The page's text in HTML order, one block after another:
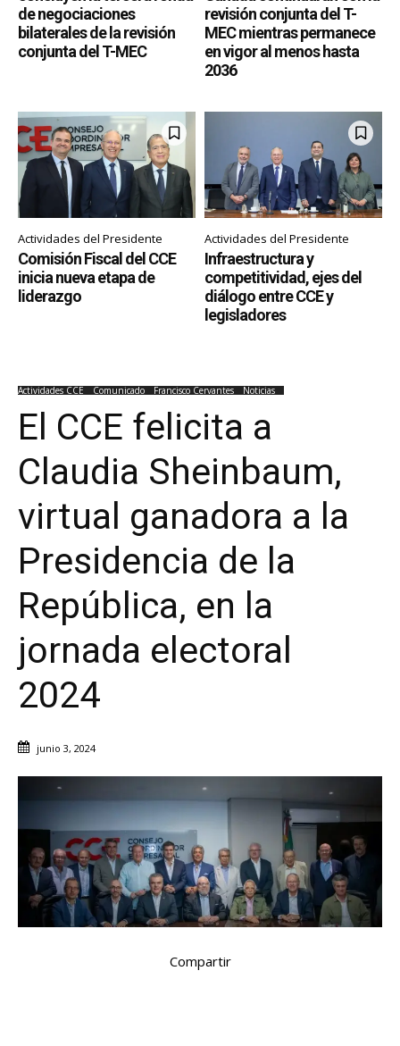
de negociaciones
bilaterales de la revisión
conjunta del T-MEC
revisión conjunta del T-
MEC mientras permanece
en vigor al menos hasta
2036
Actividades del Presidente
Comisión Fiscal del CCE
inicia nueva etapa de
liderazgo
Actividades del Presidente
Infraestructura y
competitividad, ejes del
diálogo entre CCE y
legisladores